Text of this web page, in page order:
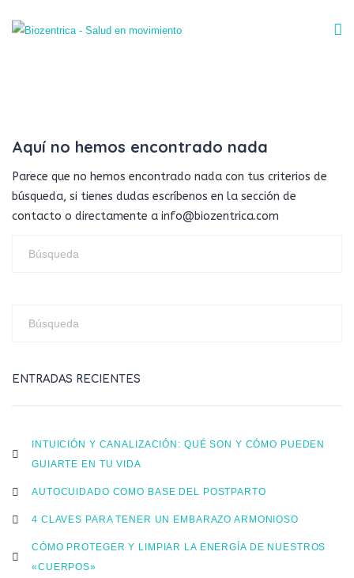
Aquí no hemos encontrado nada
Parece que no hemos encontrado nada con tus criterios de
búsqueda, si tienes dudas escríbenos en la sección de
contacto o directamente a info@biozentrica.com
ENTRADAS RECIENTES
INTUICIÓN Y CANALIZACIÓN: QUÉ SON Y CÓMO PUEDEN
GUIARTE EN TU VIDA
AUTOCUIDADO COMO BASE DEL POSTPARTO
4 CLAVES PARA TENER UN EMBARAZO ARMONIOSO
CÓMO PROTEGER Y LIMPIAR LA ENERGÍA DE NUESTROS
«CUERPOS»